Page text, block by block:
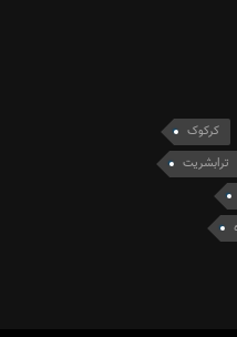
کرکوک
ترابشریت